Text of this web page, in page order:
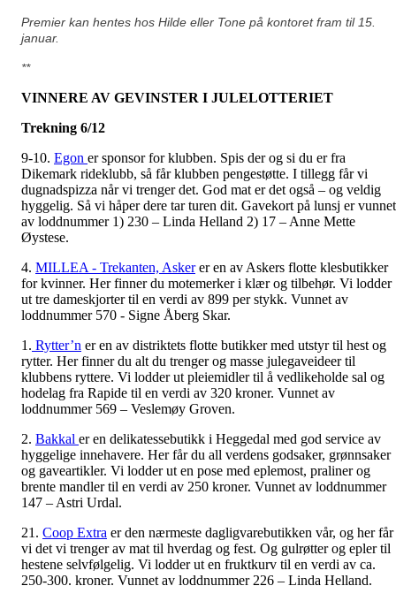
Premier kan hentes hos Hilde eller Tone på kontoret fram til 15.
januar.
**
VINNERE AV GEVINSTER I JULELOTTERIET
Trekning 6/12
9-10. Egon er sponsor for klubben. Spis der og si du er fra
Dikemark rideklubb, så får klubben pengestøtte. I tillegg får vi
dugnadspizza når vi trenger det. God mat er det også – og veldig
hyggelig. Så vi håper dere tar turen dit. Gavekort på lunsj er vunnet
av loddnummer 1) 230 – Linda Helland 2) 17 – Anne Mette
Øystese.
4. MILLEA - Trekanten, Askerer en av Askers flotte klesbutikker
for kvinner. Her finner du motemerker i klær og tilbehør. Vi lodder
ut tre dameskjorter til en verdi av 899 per stykk. Vunnet av
loddnummer 570 - Signe Åberg Skar.
1. Rytter’n er en av distriktets flotte butikker med utstyr til hest og
rytter. Her finner du alt du trenger og masse julegaveideer til
klubbens ryttere. Vi lodder ut pleiemidler til å vedlikeholde sal og
hodelag fra Rapide til en verdi av 320 kroner. Vunnet av
loddnummer 569 – Veslemøy Groven.
2. Bakkal er en delikatessebutikk i Heggedal med god service av
hyggelige innehavere. Her får du all verdens godsaker, grønnsaker
og gaveartikler. Vi lodder ut en pose med eplemost, praliner og
brente mandler til en verdi av 250 kroner. Vunnet av loddnummer
147 – Astri Urdal.
21. Coop Extra er den nærmeste dagligvarebutikken vår, og her får
vi det vi trenger av mat til hverdag og fest. Og gulrøtter og epler til
hestene selvfølgelig. Vi lodder ut en fruktkurv til en verdi av ca.
250-300. kroner. Vunnet av loddnummer 226 – Linda Helland.